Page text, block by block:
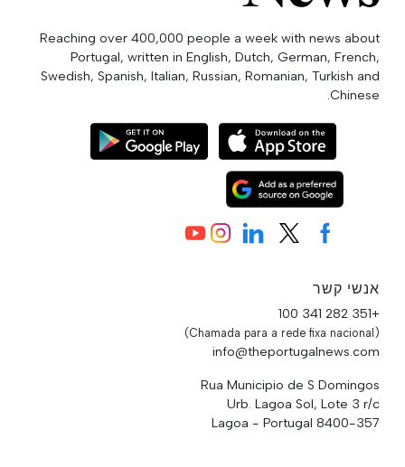
Reaching over 400,000 people a week with news about
Portugal, written in English, Dutch, German, French,
Swedish, Spanish, Italian, Russian, Romanian, Turkish and
Chinese.
אנשי קשר
+351 282 341 100
(Chamada para a rede fixa nacional)
info@theportugalnews.com
Rua Municipio de S Domingos
Urb. Lagoa Sol, Lote 3 r/c
8400-357 Lagoa - Portugal